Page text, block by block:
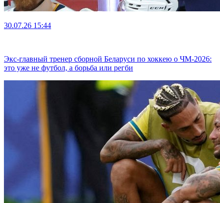
30.07.26 15:44
Экс-главный тренер сборной Беларуси по хоккею о ЧМ-2026:
это уже не футбол, а борьба или регби